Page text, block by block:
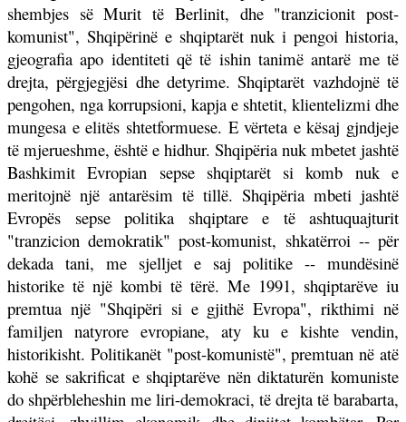
shembjes së Murit të Berlinit, dhe "tranzicionit post-
komunist", Shqipërinë e shqiptarët nuk i pengoi historia,
gjeografia apo identiteti që të ishin tanimë antarë me të
drejta, përgjegjësi dhe detyrime. Shqiptarët vazhdojnë të
pengohen, nga korrupsioni, kapja e shtetit, klientelizmi dhe
mungesa e elitës shtetformuese. E vërteta e kësaj gjndjeje
të mjerueshme, është e hidhur. Shqipëria nuk mbetet jashtë
Bashkimit Evropian sepse shqiptarët si komb nuk e
meritojnë një antarësim të tillë. Shqipëria mbeti jashtë
Evropës sepse politika shqiptare e të ashtuquajturit
"tranzicion demokratik" post-komunist, shkatërroi -- për
dekada tani, me sjelljet e saj politike -- mundësinë
historike të një kombi të tërë. Me 1991, shqiptarëve iu
premtua një "Shqipëri si e gjithë Evropa", rikthimi në
familjen natyrore evropiane, aty ku e kishte vendin,
historikisht. Politikanët "post-komunistë", premtuan në atë
kohë se sakrificat e shqiptarëve nën diktaturën komuniste
do shpërbleheshin me liri-demokraci, të drejta të barabarta,